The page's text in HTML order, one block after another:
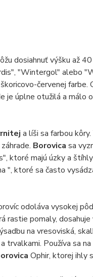
dosiahnuť výšku až
"Wintergol" alebo
červenej farbe.
je úplne otužilá a
a líši sa farbou
Borovica sa
ktoré majú úzky a
ktoré sa často
odoláva vysokej
rastie pomaly,
na vresoviská,
Používa sa na
Ophir, ktorej ihly